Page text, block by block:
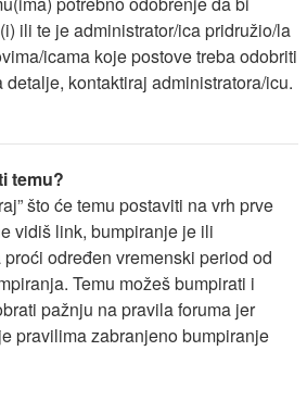
ili te je administrator/ica pridružio/la
icama koje postove treba odobriti
kontaktiraj administratora/icu.
temu?
što će temu postaviti na vrh prve
vidiš link, bumpiranje je ili
određen vremenski period od
Temu možeš bumpirati i
pažnju na pravila foruma jer
pravilima zabranjeno bumpiranje